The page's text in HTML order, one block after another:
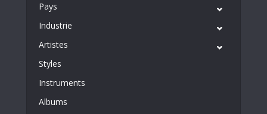
Pays
Industrie
Artistes
Styles
Instruments
Albums